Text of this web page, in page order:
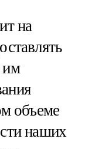
на
им
объеме
наших